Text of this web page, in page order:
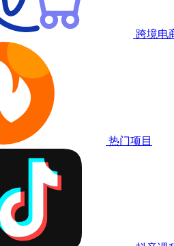
跨境电
热门项目